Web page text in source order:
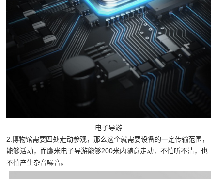
电子导游
2.博物馆需要四处走动参观，那么这个就需要设备的一定传输范围，
能够活动，而鹰米电子导游能够200米内随意走动，不怕听不清，也
不怕产生杂音噪音。